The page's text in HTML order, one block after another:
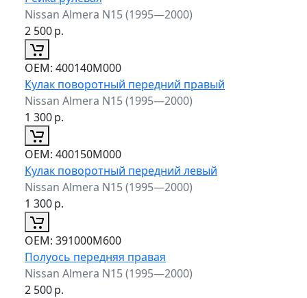
Nissan Almera N15 (1995—2000)
2 500р.
ОЕМ: 400140M000
Кулак поворотный передний правый
Nissan Almera N15 (1995—2000)
1 300р.
ОЕМ: 400150M000
Кулак поворотный передний левый
Nissan Almera N15 (1995—2000)
1 300р.
ОЕМ: 391000M600
Полуось передняя правая
Nissan Almera N15 (1995—2000)
2 500р.